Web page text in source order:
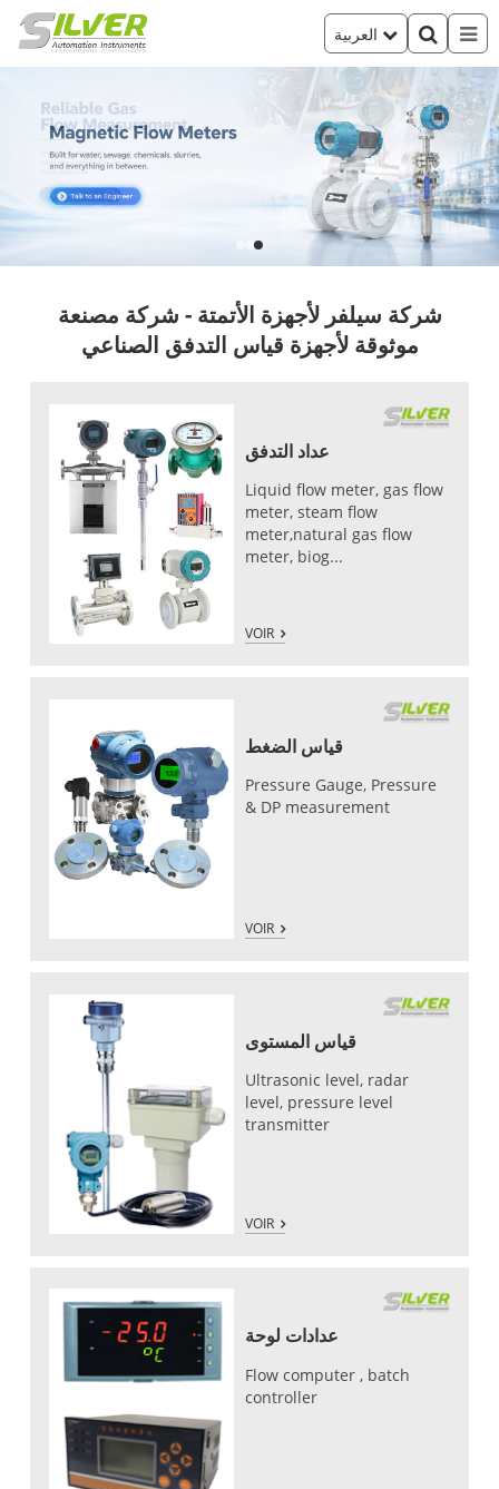
شركة سيلفر لأجهزة الأتمتة - شركة مصنعة
موثوقة لأجهزة قياس التدفق الصناعي
عداد التدفق
Liquid flow meter, gas flow
meter, steam flow
meter,natural gas flow
meter, biog...
VOIR
قياس الضغط
Pressure Gauge, Pressure
& DP measurement
VOIR
قياس المستوى
Ultrasonic level, radar
level, pressure level
transmitter
VOIR
عدادات لوحة
Flow computer , batch
controller